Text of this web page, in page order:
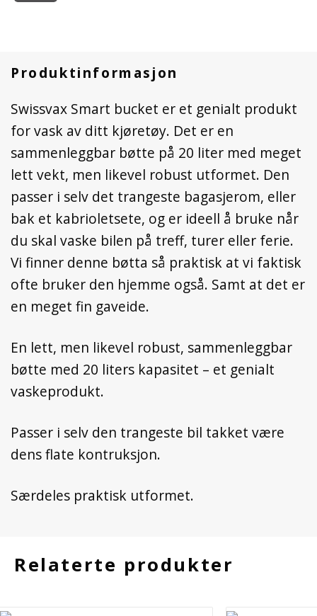
Produktinformasjon
Swissvax Smart bucket er et genialt produkt
for vask av ditt kjøretøy. Det er en
sammenleggbar bøtte på 20 liter med meget
lett vekt, men likevel robust utformet. Den
passer i selv det trangeste bagasjerom, eller
bak et kabrioletsete, og er ideell å bruke når
du skal vaske bilen på treff, turer eller ferie.
Vi finner denne bøtta så praktisk at vi faktisk
ofte bruker den hjemme også. Samt at det er
en meget fin gaveide.
En lett, men likevel robust, sammenleggbar
bøtte med 20 liters kapasitet – et genialt
vaskeprodukt.
Passer i selv den trangeste bil takket være
dens flate kontruksjon.
Særdeles praktisk utformet.
Relaterte produkter